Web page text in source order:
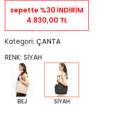
sepette %30 İNDİRİM
4.830,00 TL
Kategori: ÇANTA
RENK: SİYAH
BEJ SİYAH